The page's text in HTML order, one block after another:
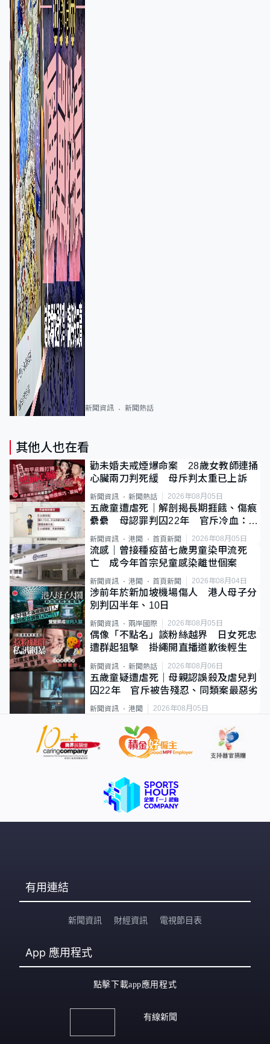
新聞資訊 新聞熱話
其他人也在看
勸未婚夫戒煙爆命案 28歲女教師連捅
心臟兩刀判死緩 母斥判太重已上訴
新聞資訊 新聞熱話 2026年08月05日
五歲童遭虐死｜解剖揭長期捱餓、傷痕
纍纍 母認罪判囚22年 官斥冷血：同
類案最惡劣
新聞資訊 港聞 首頁新聞 2026年08月05日
流感｜曾接種疫苗七歲男童染甲流死
亡 成今年首宗兒童感染離世個案
新聞資訊 港聞 首頁新聞 2026年08月04日
涉前年於新加坡機場傷人 港人母子分
別判囚半年、10日
新聞資訊 兩岸國際 2026年08月05日
偶像「不點名」談粉絲越界 日女死忠
遭群起狙擊 掛繩開直播道歉後輕生
新聞資訊 新聞熱話 2026年08月06日
五歲童疑遭虐死｜母親認誤殺及虐兒判
囚22年 官斥被告殘忍、同類案最惡劣
新聞資訊 港聞 2026年08月05日
有用連結
新聞資訊 財經資訊 電視節目表
App 應用程式
點擊下載app應用程式
有線新聞